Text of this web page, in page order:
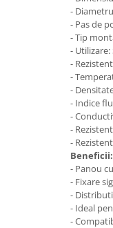
Accesorii baie
Cuiere si suporturi
Rafturi si depozitare
Accesorii cada
Accesorii lavoare
Cosuri de rufe
Suporturi si accesorii
-
- Pas de
- Tip
-
-
-
-
- Indice
-
-
-
Beneficii:
- Panou
- Fixare
-
- Ideal
-